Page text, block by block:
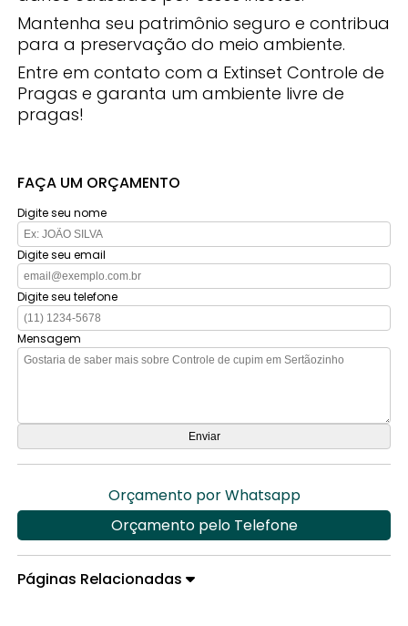
Mantenha seu patrimônio seguro e contribua
para a preservação do meio ambiente.
Entre em contato com a Extinset Controle de
Pragas e garanta um ambiente livre de
pragas!
FAÇA UM ORÇAMENTO
Digite seu nome
Digite seu email
Digite seu telefone
Mensagem
Orçamento por Whatsapp
Orçamento pelo Telefone
Páginas Relacionadas